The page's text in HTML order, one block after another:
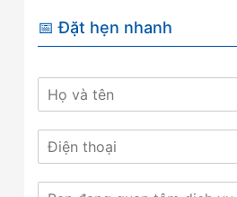
📅 Đặt hẹn nhanh